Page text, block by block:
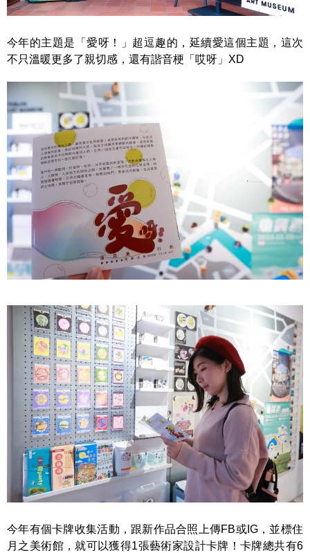
今年的主題是「愛呀！」超逗趣的，延續愛這個主題，這次
不只溫暖更多了親切感，還有諧音梗「哎呀」XD
今年有個卡牌收集活動，跟新作品合照上傳FB或IG，並標住
月之美術館，就可以獲得1張藝術家設計卡牌！卡牌總共有6